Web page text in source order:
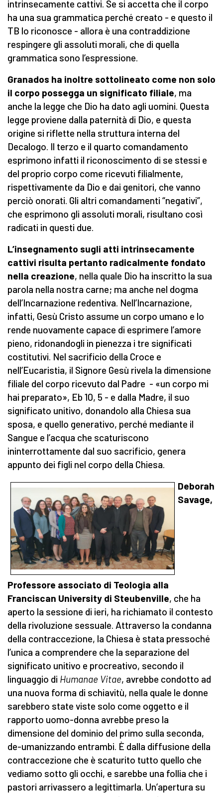
intrinsecamente cattivi. Se si accetta che il corpo
ha una sua grammatica perché creato - e questo il
TB lo riconosce - allora è una contraddizione
respingere gli assoluti morali, che di quella
grammatica sono l’espressione.
Granados ha inoltre sottolineato come non solo
il corpo possegga un significato filiale, ma
anche la legge che Dio ha dato agli uomini. Questa
legge proviene dalla paternità di Dio, e questa
origine si riflette nella struttura interna del
Decalogo. Il terzo e il quarto comandamento
esprimono infatti il riconoscimento di se stessi e
del proprio corpo come ricevuti filialmente,
rispettivamente da Dio e dai genitori, che vanno
perciò onorati. Gli altri comandamenti “negativi”,
che esprimono gli assoluti morali, risultano così
radicati in questi due.
L’insegnamento sugli atti intrinsecamente
cattivi risulta pertanto radicalmente fondato
nella creazione, nella quale Dio ha inscritto la sua
parola nella nostra carne; ma anche nel dogma
dell’Incarnazione redentiva. Nell’Incarnazione,
infatti, Gesù Cristo assume un corpo umano e lo
rende nuovamente capace di esprimere l’amore
pieno, ridonandogli in pienezza i tre significati
costitutivi. Nel sacrificio della Croce e
nell’Eucaristia, il Signore Gesù rivela la dimensione
filiale del corpo ricevuto dal Padre - «un corpo mi
hai preparato», Eb 10, 5 - e dalla Madre, il suo
significato unitivo, donandolo alla Chiesa sua
sposa, e quello generativo, perché mediante il
Sangue e l’acqua che scaturiscono
ininterrottamente dal suo sacrificio, genera
appunto dei figli nel corpo della Chiesa.
Deborah
Savage,
Professore associato di Teologia alla
Franciscan University di Steubenville, che ha
aperto la sessione di ieri, ha richiamato il contesto
della rivoluzione sessuale. Attraverso la condanna
della contraccezione, la Chiesa è stata pressoché
l’unica a comprendere che la separazione del
significato unitivo e procreativo, secondo il
linguaggio di Humanae Vitae, avrebbe condotto ad
una nuova forma di schiavitù, nella quale le donne
sarebbero state viste solo come oggetto e il
rapporto uomo-donna avrebbe preso la
dimensione del dominio del primo sulla seconda,
de-umanizzando entrambi. È dalla diffusione della
contraccezione che è scaturito tutto quello che
vediamo sotto gli occhi, e sarebbe una follia che i
pastori arrivassero a legittimarla. Un’apertura su